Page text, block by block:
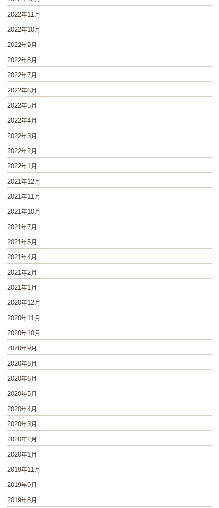
2022年11月
2022年10月
2022年9月
2022年8月
2022年7月
2022年6月
2022年5月
2022年4月
2022年3月
2022年2月
2022年1月
2021年12月
2021年11月
2021年10月
2021年7月
2021年5月
2021年4月
2021年2月
2021年1月
2020年12月
2020年11月
2020年10月
2020年9月
2020年8月
2020年6月
2020年5月
2020年4月
2020年3月
2020年2月
2020年1月
2019年11月
2019年9月
2019年8月